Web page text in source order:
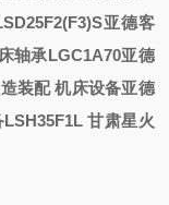
亚德客
轴承LGC1A70亚德
装配机床设备亚德
LSH35F1L 甘肃星火